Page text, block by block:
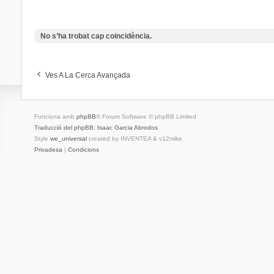
No s’ha trobat cap coincidència.
Ves A La Cerca Avançada
Funciona amb phpBB® Forum Software © phpBB Limited
Traducció del phpBB: Isaac Garcia Abrodos
Style we_universalcreated by INVENTEA & v12mike
Privadesa | Condicions